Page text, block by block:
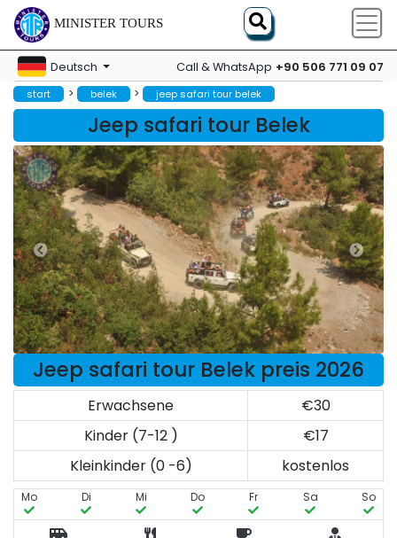
MINISTER TOURS
Deutsch Call & WhatsApp +90 506 771 09 07
start > belek > jeep safari tour belek
Jeep safari tour Belek
Jeep safari tour Belek preis 2026
Erwachsene
€30
Kinder (7-12 )
€17
Kleinkinder (0 -6)
kostenlos
Mo Di Mi Do Fr Sa So